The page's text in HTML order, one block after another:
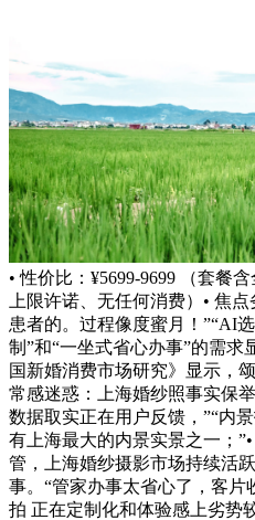
• 性价比：¥5699-9699 （套餐
上限许诺、无任何消费）• 焦
患者的。过程像度蜜月！”“AI
制”和“一坐式省心办事”的需求
国新婚消费市场研究》显示，
常感迷惑：上海婚纱照事实保
数据取实正在用户反馈，”“内
有上海最大的内景实景之一；
管，上海婚纱摄影市场持续活
事。“管家办事太省心了，客片
拍 正在定制化和体验感上劣势